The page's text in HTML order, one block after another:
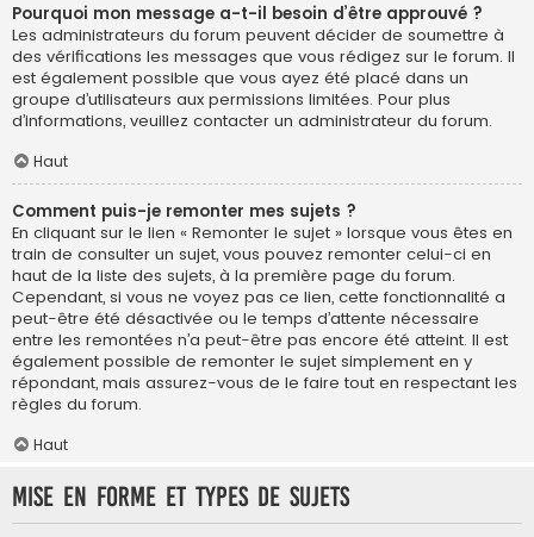
Pourquoi mon message a-t-il besoin d’être approuvé ?
Les administrateurs du forum peuvent décider de soumettre à
des vérifications les messages que vous rédigez sur le forum. Il
est également possible que vous ayez été placé dans un
groupe d’utilisateurs aux permissions limitées. Pour plus
d’informations, veuillez contacter un administrateur du forum.
Haut
Comment puis-je remonter mes sujets ?
En cliquant sur le lien « Remonter le sujet » lorsque vous êtes en
train de consulter un sujet, vous pouvez remonter celui-ci en
haut de la liste des sujets, à la première page du forum.
Cependant, si vous ne voyez pas ce lien, cette fonctionnalité a
peut-être été désactivée ou le temps d’attente nécessaire
entre les remontées n’a peut-être pas encore été atteint. Il est
également possible de remonter le sujet simplement en y
répondant, mais assurez-vous de le faire tout en respectant les
règles du forum.
Haut
Mise en forme et types de sujets